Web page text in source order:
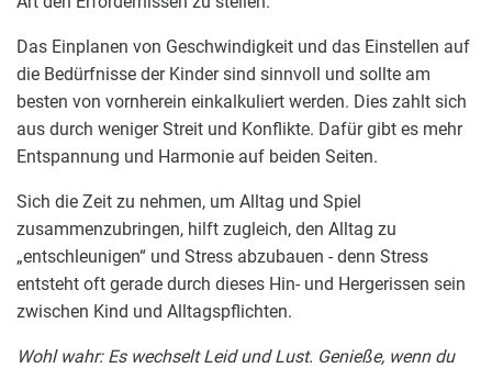
Das Einplanen von Geschwindigkeit und das Einstellen auf
die Bedürfnisse der Kinder sind sinnvoll und sollte am
besten von vornherein einkalkuliert werden. Dies zahlt sich
aus durch weniger Streit und Konflikte. Dafür gibt es mehr
Entspannung und Harmonie auf beiden Seiten.
Sich die Zeit zu nehmen, um Alltag und Spiel
zusammenzubringen, hilft zugleich, den Alltag zu
„entschleunigen“ und Stress abzubauen - denn Stress
entsteht oft gerade durch dieses Hin- und Hergerissen sein
zwischen Kind und Alltagspflichten.
Wohl wahr: Es wechselt Leid und Lust. Genieße, wenn du